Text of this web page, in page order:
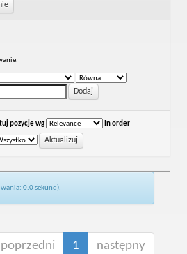
pozycje wg In order
0.0 sekund).
poprzedni 1 następny